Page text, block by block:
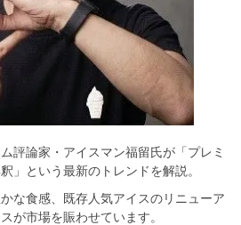
評論家・アイスマン福留氏が「プレミ
」という最新のトレンドを解説。
な食感、既存人気アイスのリニューア
が市場を賑わせています。